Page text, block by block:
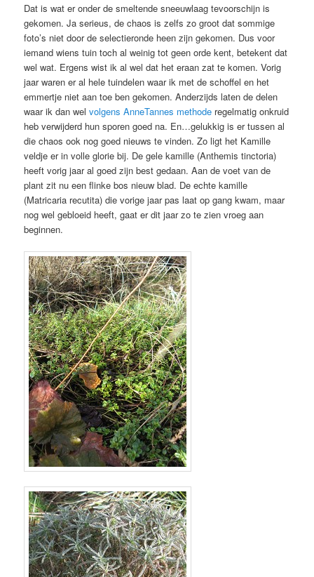
Dat is wat er onder de smeltende sneeuwlaag tevoorschijn is
gekomen. Ja serieus, de chaos is zelfs zo groot dat sommige
foto’s niet door de selectieronde heen zijn gekomen. Dus voor
iemand wiens tuin toch al weinig tot geen orde kent, betekent dat
wel wat. Ergens wist ik al wel dat het eraan zat te komen. Vorig
jaar waren er al hele tuindelen waar ik met de schoffel en het
emmertje niet aan toe ben gekomen. Anderzijds laten de delen
waar ik dan welvolgens AnneTannes methode regelmatig onkruid
heb verwijderd hun sporen goed na. En…gelukkig is er tussen al
die chaos ook nog goed nieuws te vinden. Zo ligt het Kamille
veldje er in volle glorie bij. De gele kamille (Anthemis tinctoria)
heeft vorig jaar al goed zijn best gedaan. Aan de voet van de
plant zit nu een flinke bos nieuw blad. De echte kamille
(Matricaria recutita) die vorige jaar pas laat op gang kwam, maar
nog wel gebloeid heeft, gaat er dit jaar zo te zien vroeg aan
beginnen.